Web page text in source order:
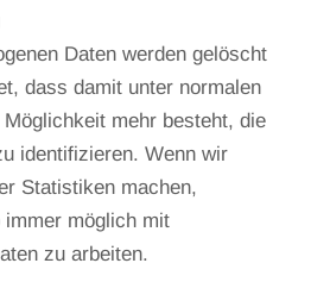
Daten werden gelöscht
dass damit unter normalen
mehr besteht, die
identifizieren. Wenn wir
Statistiken machen,
möglich mit
zu arbeiten.